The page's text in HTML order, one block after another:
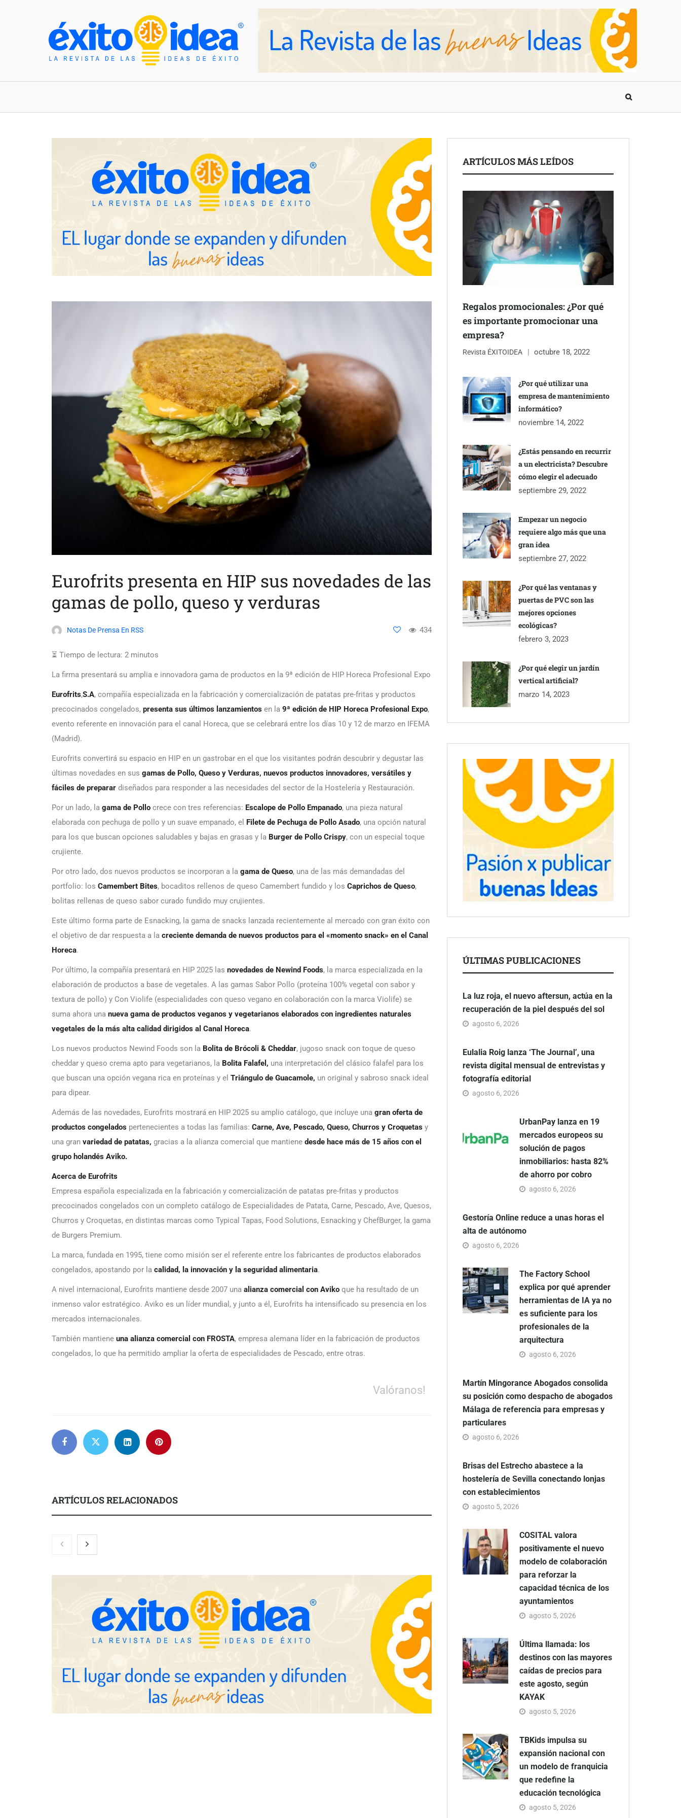
Eurofrits presenta en HIP sus novedades de las
gamas de pollo, queso y verduras
Notas De Prensa En RSS 434
⏳ Tiempo de lectura: 2 minutos
La firma presentará su amplia e innovadora gama de productos en la 9ª edición de HIP Horeca Profesional Expo
Eurofrits,S.A, compañía especializada en la fabricación y comercialización de patatas pre-fritas y productos
precocinados congelados, presenta sus últimos lanzamientos en la 9ª edición de HIP Horeca Profesional Expo,
evento referente en innovación para el canal Horeca, que se celebrará entre los días 10 y 12 de marzo en IFEMA
(Madrid).
Eurofrits convertirá su espacio en HIP en un gastrobar en el que los visitantes podrán descubrir y degustar las
últimas novedades en sus gamas de Pollo, Queso y Verduras, nuevos productos innovadores, versátiles y
fáciles de preparar diseñados para responder a las necesidades del sector de la Hostelería y Restauración.
Por un lado, la gama de Pollo crece con tres referencias: Escalope de Pollo Empanado, una pieza natural
elaborada con pechuga de pollo y un suave empanado, el
Filete de Pechuga de Pollo Asado, una opción natural
para los que buscan opciones saludables y bajas en grasas y la Burger de Pollo Crispy, con un especial toque
crujiente.
Por otro lado, dos nuevos productos se incorporan a la gama de Queso, una de las más demandadas del
portfolio: los Camembert Bites, bocaditos rellenos de queso Camembert fundido y los Caprichos de Queso,
bolitas rellenas de queso sabor curado fundido muy crujientes.
Este último forma parte de Esnacking, la gama de snacks lanzada recientemente al mercado con gran éxito con
el objetivo de dar respuesta a la creciente demanda de nuevos productos para el «momento snack» en el Canal
Horeca.
Por último, la compañía presentará en HIP 2025 las novedades de Newind Foods, la marca especializada en la
elaboración de productos a base de vegetales. A las gamas Sabor Pollo (proteína 100% vegetal con sabor y
textura de pollo) y Con Violife (especialidades con queso vegano en colaboración con la marca Violife) se
suma ahora una nueva gama de productos veganos y vegetarianos elaborados con ingredientes naturales
vegetales de la más alta calidad dirigidos al Canal Horeca.
Los nuevos productos Newind Foods son la Bolita de Brócoli & Cheddar, jugoso snack con toque de queso
cheddar y queso crema apto para vegetarianos, la Bolita Falafel, una interpretación del clásico falafel para los
que buscan una opción vegana rica en proteínas y el Triángulo de Guacamole, un original y sabroso snack ideal
para dipear.
Además de las novedades, Eurofrits mostrará en HIP 2025 su amplio catálogo, que incluye una gran oferta de
productos congelados pertenecientes a todas las familias: Carne, Ave, Pescado, Queso, Churros y Croquetas y
una gran variedad de patatas, gracias a la alianza comercial que mantiene desde hace más de 15 años con el
grupo holandés Aviko.
Acerca de Eurofrits
Empresa española especializada en la fabricación y comercialización de patatas pre-fritas y productos
precocinados congelados con un completo catálogo de Especialidades de Patata, Carne, Pescado, Ave, Quesos,
Churros y Croquetas, en distintas marcas como Typical Tapas, Food Solutions, Esnacking y ChefBurger, la gama
de Burgers Premium.
La marca, fundada en 1995, tiene como misión ser el referente entre los fabricantes de productos elaborados
congelados, apostando por la calidad, la innovación y la seguridad alimentaria.
A nivel internacional, Eurofrits mantiene desde 2007 una alianza comercial con Aviko que ha resultado de un
inmenso valor estratégico. Aviko es un líder mundial, y junto a él, Eurofrits ha intensificado su presencia en los
mercados internacionales.
También mantiene una alianza comercial con FROSTA, empresa alemana líder en la fabricación de productos
congelados, lo que ha permitido ampliar la oferta de especialidades de Pescado, entre otras.
Valóranos!
ARTÍCULOS RELACIONADOS
La luz roja, el nuevo aftersun,
actúa en la recuperación de la piel
UrbanPay lanza en 19 mercados
europeos su solución de pagos
inmobiliarios: hasta 82% de ahorro
Gestoría Online reduce a unas
Martín Mingorance Abogados
consolida su posición como
despacho de abogados Málaga de
ARTÍCULOS MÁS LEÍDOS
Regalos promocionales: ¿Por qué
es importante promocionar una
empresa?
Revista ÉXITOIDEA octubre 18, 2022
¿Por qué utilizar una
empresa de mantenimiento
informático?
noviembre 14, 2022
¿Estás pensando en recurrir
a un electricista? Descubre
cómo elegir el adecuado
septiembre 29, 2022
Empezar un negocio
requiere algo más que una
gran idea
septiembre 27, 2022
¿Por qué las ventanas y
puertas de PVC son las
mejores opciones
ecológicas?
febrero 3, 2023
¿Por qué elegir un jardín
vertical artificial?
marzo 14, 2023
ÚLTIMAS PUBLICACIONES
La luz roja, el nuevo aftersun, actúa en la
recuperación de la piel después del sol
agosto 6, 2026
Eulalia Roig lanza ‘The Journal’, una
revista digital mensual de entrevistas y
fotografía editorial
agosto 6, 2026
UrbanPay lanza en 19
mercados europeos su
solución de pagos
inmobiliarios: hasta 82%
de ahorro por cobro
agosto 6, 2026
Gestoría Online reduce a unas horas el
alta de autónomo
agosto 6, 2026
The Factory School
explica por qué aprender
herramientas de IA ya no
es suficiente para los
profesionales de la
arquitectura
agosto 6, 2026
Martín Mingorance Abogados consolida
su posición como despacho de abogados
Málaga de referencia para empresas y
particulares
agosto 6, 2026
Brisas del Estrecho abastece a la
hostelería de Sevilla conectando lonjas
con establecimientos
agosto 5, 2026
COSITAL valora
positivamente el nuevo
modelo de colaboración
para reforzar la
capacidad técnica de los
ayuntamientos
agosto 5, 2026
Última llamada: los
destinos con las mayores
caídas de precios para
este agosto, según
KAYAK
agosto 5, 2026
TBKids impulsa su
expansión nacional con
un modelo de franquicia
que redefine la
educación tecnológica
agosto 5, 2026